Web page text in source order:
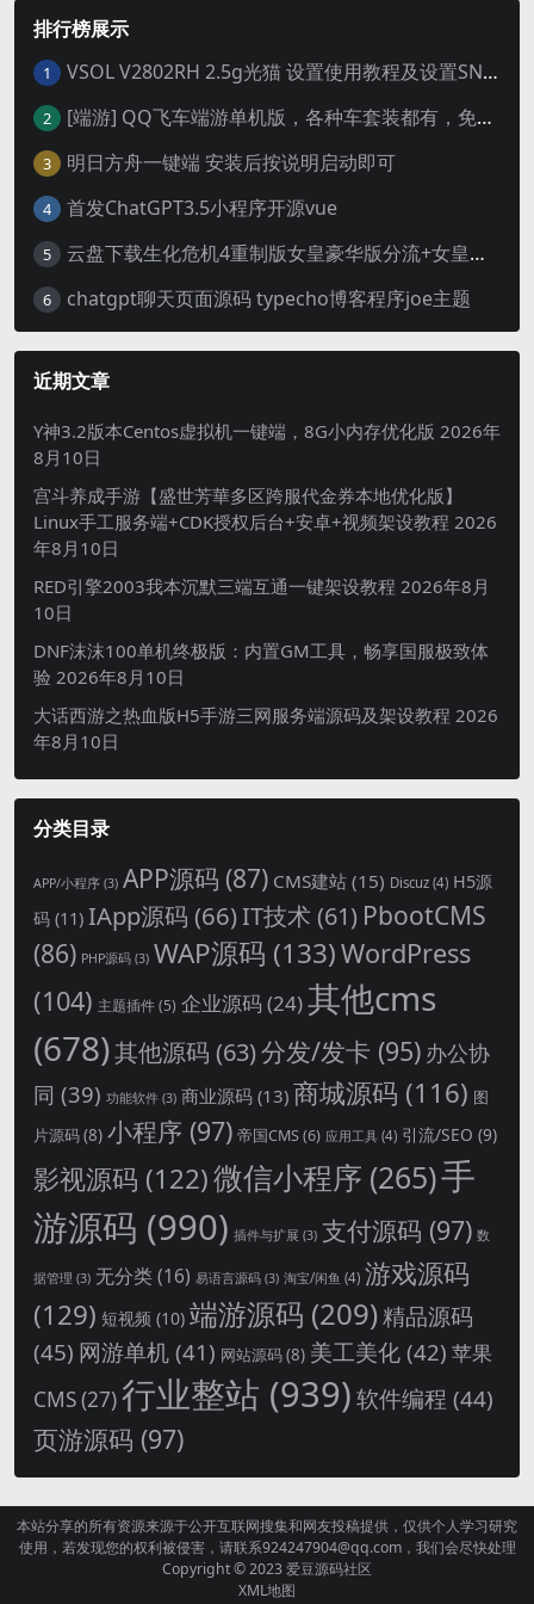
排行榜展示
1 VSOL V2802RH 2.5g光猫 设置使用教程及设置SN教程-附带稳定固件使用手册等
2 [端游] QQ飞车端游单机版，各种车套装都有，免虚拟机
3 明日方舟一键端 安装后按说明启动即可
4 首发ChatGPT3.5小程序开源vue
5 云盘下载生化危机4重制版女皇豪华版分流+女皇学习补丁+修改器 解压即玩【阿里云盘】
6 chatgpt聊天页面源码 typecho博客程序joe主题
近期文章
Y神3.2版本Centos虚拟机一键端，8G小内存优化版 2026年
8月10日
宫斗养成手游【盛世芳華多区跨服代金券本地优化版】
Linux手工服务端+CDK授权后台+安卓+视频架设教程 2026
年8月10日
RED引擎2003我本沉默三端互通一键架设教程 2026年8月
10日
DNF沫沫100单机终极版：内置GM工具，畅享国服极致体
验 2026年8月10日
大话西游之热血版H5手游三网服务端源码及架设教程 2026
年8月10日
分类目录
APP/小程序 (3) APP源码 (87) CMS建站 (15) Discuz (4) H5源
码 (11) IApp源码 (66)IT技术 (61) PbootCMS
(86) PHP源码 (3) WAP源码 (133)WordPress
(104) 主题插件(5) 企业源码 (24)其他cms
(678)其他源码 (63)分发/发卡 (95) 办公协
同 (39) 功能软件 (3) 商业源码 (13) 商城源码 (116) 图
片源码(8) 小程序 (97) 帝国CMS(6) 应用工具 (4) 引流/SEO (9)
影视源码 (122)微信小程序 (265)手
游源码 (990) 插件与扩展 (3) 支付源码 (97) 数
据管理 (3) 无分类(16) 易语言源码 (3) 淘宝/闲鱼 (4) 游戏源码
(129) 短视频 (10) 端游源码 (209)精品源码
(45) 网游单机 (41) 网站源码(8) 美工美化 (42) 苹果
CMS(27)行业整站 (939)软件编程 (44)
页游源码 (97)
本站分享的所有资源来源于公开互联网搜集和网友投稿提供，仅供个人学习研究
使用，若发现您的权利被侵害，请联系924247904@qq.com，我们会尽快处理
Copyright © 2023爱豆源码社区
XML地图